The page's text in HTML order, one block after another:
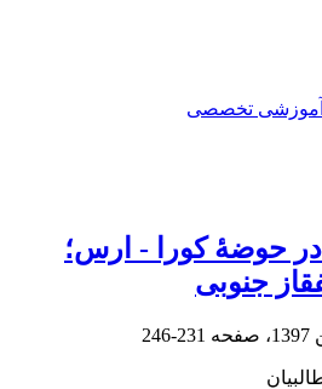
آموزشی تخصصی
حوضۀ کورا - ارس؛
جنوبی
231-246